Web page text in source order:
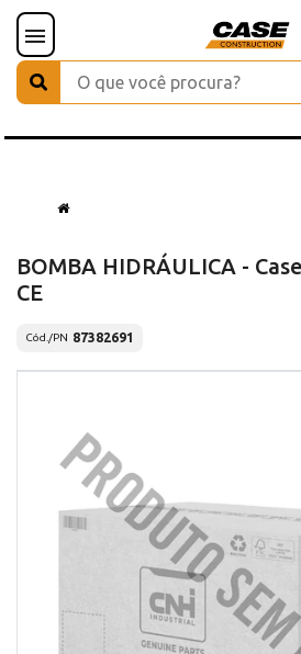
BOMBA HIDRÁULICA - Case
CE
Cód./PN 87382691